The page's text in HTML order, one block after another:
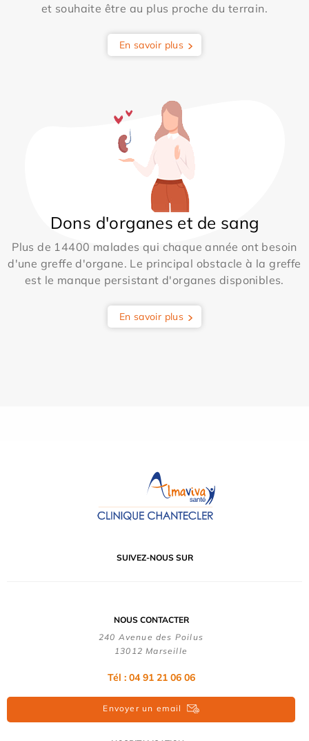
et souhaite être au plus proche du terrain.
En savoir plus
Dons d'organes et de sang
Plus de 14400 malades qui chaque année ont besoin
d'une greffe d'organe. Le principal obstacle à la greffe
est le manque persistant d'organes disponibles.
En savoir plus
SUIVEZ-NOUS SUR
NOUS CONTACTER
240 Avenue des Poilus
13012 Marseille
Tél : 04 91 21 06 06
Envoyer un email